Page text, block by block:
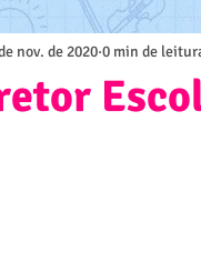
nov. de 2020 0 min de